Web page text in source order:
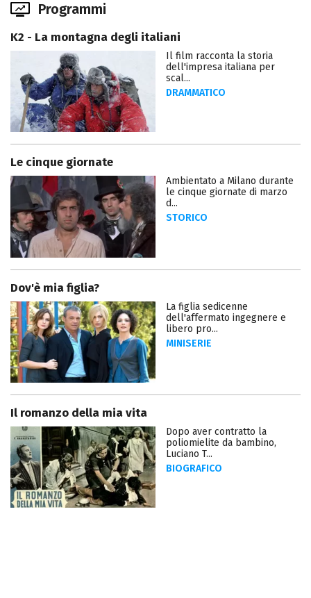
Programmi
K2 - La montagna degli italiani
Il film racconta la storia
dell'impresa italiana per
scal...
DRAMMATICO
Le cinque giornate
Ambientato a Milano durante
le cinque giornate di marzo
d...
STORICO
Dov'è mia figlia?
La figlia sedicenne
dell'affermato ingegnere e
libero pro...
MINISERIE
Il romanzo della mia vita
Dopo aver contratto la
poliomielite da bambino,
Luciano T...
BIOGRAFICO